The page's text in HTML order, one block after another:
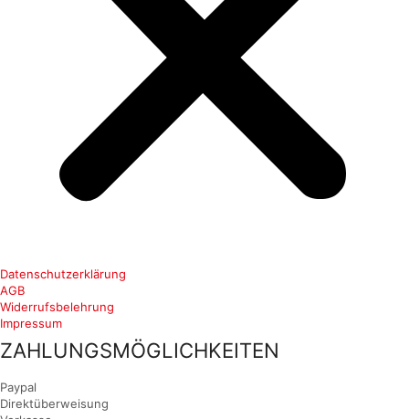
Datenschutzerklärung
AGB
Widerrufsbelehrung
Impressum
ZAHLUNGSMÖGLICHKEITEN
Paypal
Direktüberweisung